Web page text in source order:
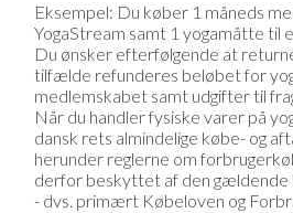
Eksempel: Du køber 1 måneds
YogaStream samt 1 yogamåtte til
Du ønsker efterfølgende at
tilfælde refunderes beløbet for
medlemskabet samt udgifter til
Når du handler fysiske varer på
dansk rets almindelige købe- og
herunder reglerne om
derfor beskyttet af den gældende
- dvs. primært Købeloven og